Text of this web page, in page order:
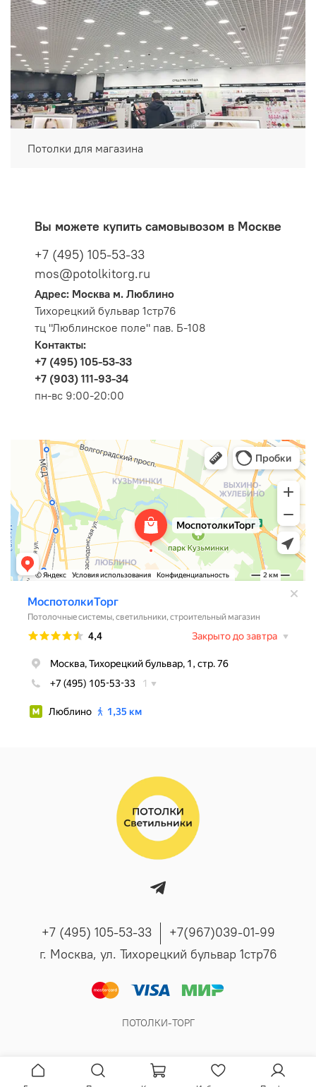
Потолки для магазина
Вы можете купить самовывозом в Москве
+7 (495) 105-53-33
mos@potolkitorg.ru
Адрес: Москва м. Люблино
Тихорецкий бульвар 1стр76
тц "Люблинское поле" пав. Б-108
Контакты:
+7 (495) 105-53-33
+7 (903) 111-93-34
пн-вс 9:00-20:00
+7 (495) 105-53-33
+7(967)039-01-99
г. Москва, ул. Тихорецкий бульвар 1стр76
ПОТОЛКИ-ТОРГ